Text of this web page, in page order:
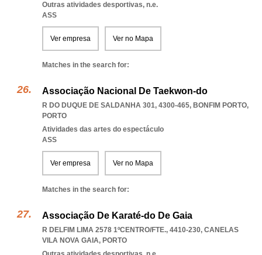
Outras atividades desportivas, n.e.
ASS
Ver empresa Ver no Mapa
Matches in the search for:
Associação Nacional De Taekwon-do
R DO DUQUE DE SALDANHA 301, 4300-465, BONFIM PORTO,
PORTO
Atividades das artes do espectáculo
ASS
Ver empresa Ver no Mapa
Matches in the search for:
Associação De Karaté-do De Gaia
R DELFIM LIMA 2578 1ºCENTRO/FTE., 4410-230, CANELAS
VILA NOVA GAIA, PORTO